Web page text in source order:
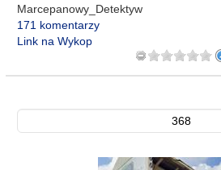
Marcepanowy_Detektyw
171 komentarzy
Link na Wykop
368